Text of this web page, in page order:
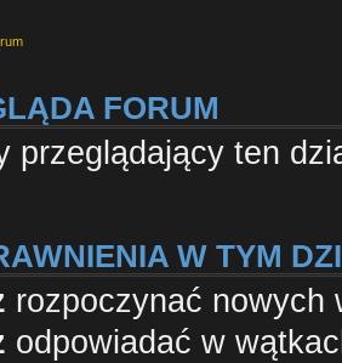
FORUM
przeglądający ten
W TYM
rozpoczynać nowych
odpowiadać w